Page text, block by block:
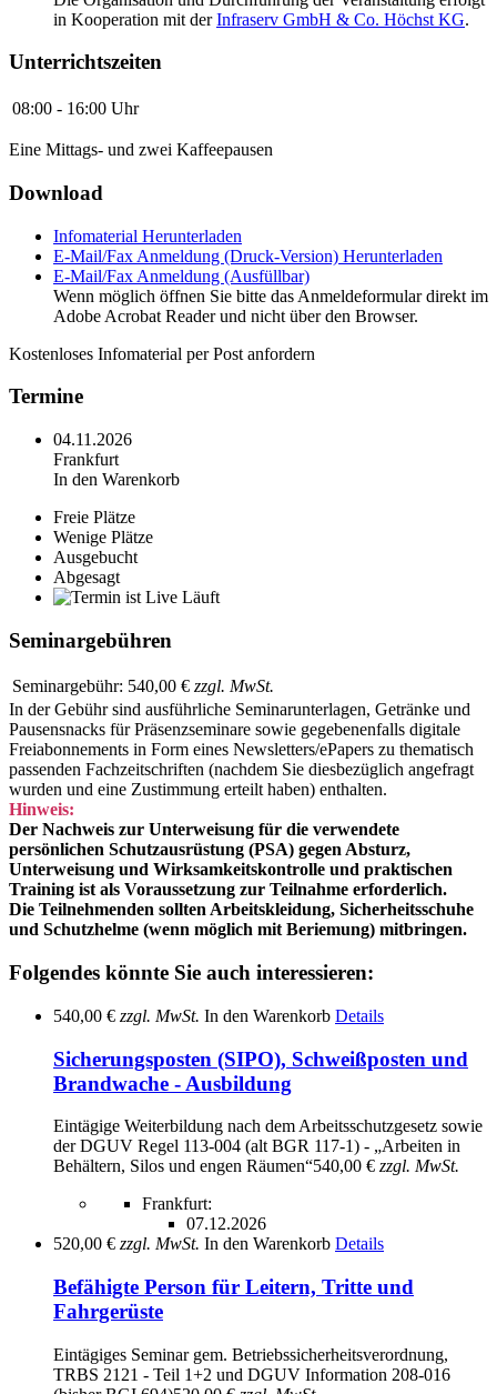
in Kooperation mit derInfraserv GmbH & Co. Höchst KG.
Unterrichtszeiten
08:00 - 16:00 Uhr
Eine Mittags- und zwei Kaffeepausen
Download
Infomaterial Herunterladen
E-Mail/Fax Anmeldung (Druck-Version) Herunterladen
E-Mail/Fax Anmeldung (Ausfüllbar)
Wenn möglich öffnen Sie bitte das Anmeldeformular direkt im
Adobe Acrobat Reader und nicht über den Browser.
Kostenloses Infomaterial per Post anfordern
Termine
04.11.2026
Frankfurt
In den Warenkorb
Freie Plätze
Wenige Plätze
Ausgebucht
Abgesagt
Läuft
Seminargebühren
Seminargebühr: 540,00 € zzgl. MwSt.
In der Gebühr sind ausführliche Seminarunterlagen, Getränke und
Pausensnacks für Präsenzseminare sowie gegebenenfalls digitale
Freiabonnements in Form eines Newsletters/ePapers zu thematisch
passenden Fachzeitschriften (nachdem Sie diesbezüglich angefragt
wurden und eine Zustimmung erteilt haben) enthalten.
Hinweis:
Der Nachweis zur Unterweisung für die verwendete
persönlichen Schutzausrüstung (PSA) gegen Absturz,
Unterweisung und Wirksamkeitskontrolle und praktischen
Training ist als Voraussetzung zur Teilnahme erforderlich.
Die Teilnehmenden sollten Arbeitskleidung, Sicherheitsschuhe
und Schutzhelme (wenn möglich mit Beriemung) mitbringen.
Folgendes könnte Sie auch interessieren:
540,00 € zzgl. MwSt. In den Warenkorb Details
Sicherungsposten (SIPO), Schweißposten und
Brandwache - Ausbildung
Eintägige Weiterbildung nach dem Arbeitsschutzgesetz sowie
der DGUV Regel 113-004 (alt BGR 117-1) - „Arbeiten in
Behältern, Silos und engen Räumen“540,00 € zzgl. MwSt.
Frankfurt:
07.12.2026
520,00 € zzgl. MwSt. In den Warenkorb Details
Befähigte Person für Leitern, Tritte und
Fahrgerüste
Eintägiges Seminar gem. Betriebssicherheitsverordnung,
TRBS 2121 - Teil 1+2 und DGUV Information 208-016